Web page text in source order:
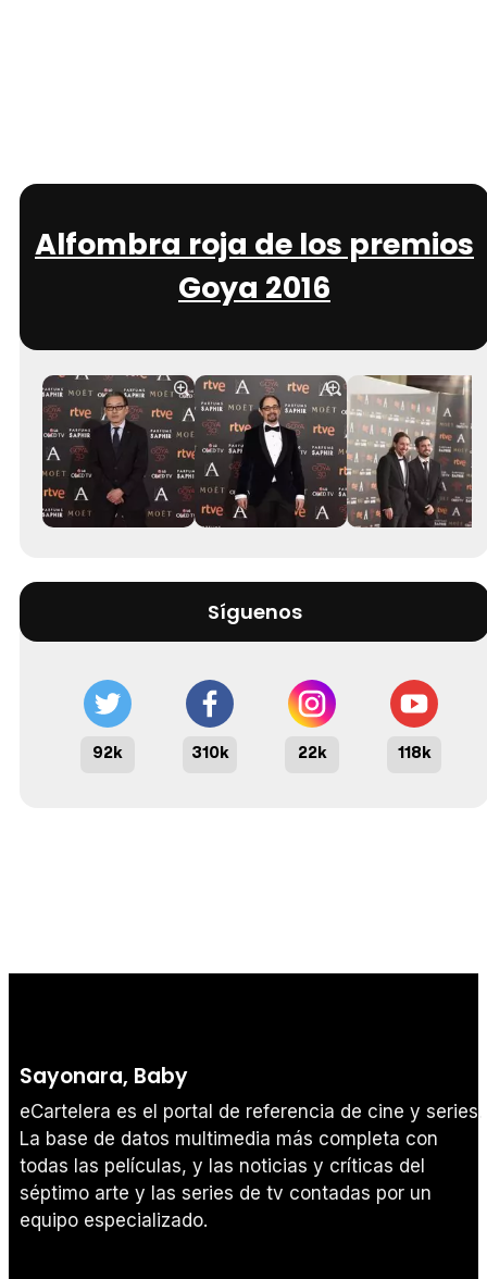
Alfombra roja de los premios
Goya 2016
Síguenos
92k 310k 22k 118k
Sayonara, Baby
eCartelera es el portal de referencia de cine y series.
La base de datos multimedia más completa con
todas las películas, y las noticias y críticas del
séptimo arte y las series de tv contadas por un
equipo especializado.